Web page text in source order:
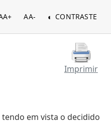
AA- CONTRASTE
Imprimir
em vista o decidido